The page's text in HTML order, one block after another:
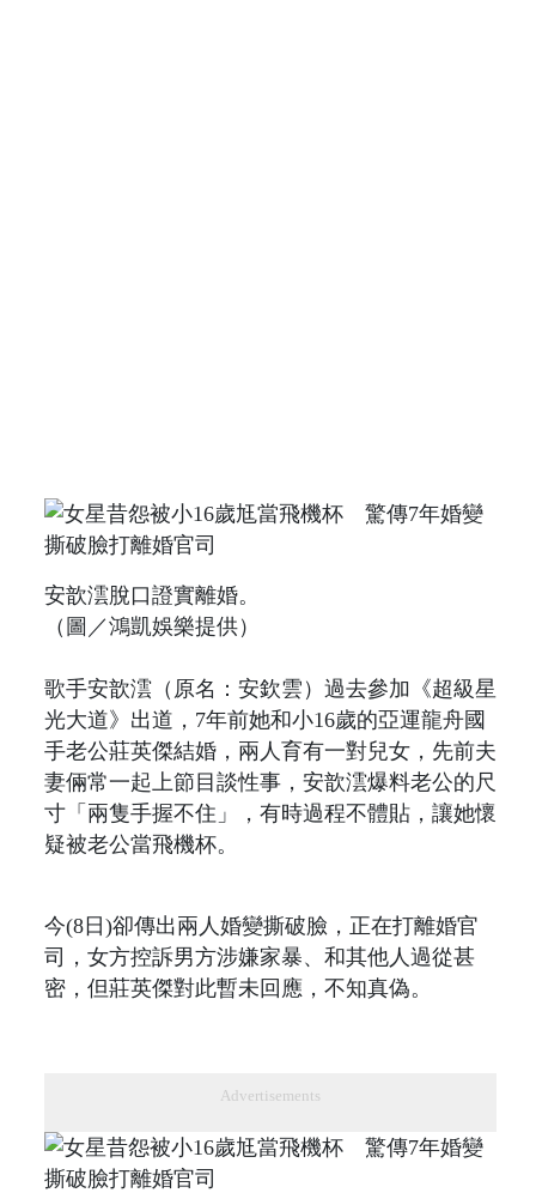
安歆澐脫口證實離婚。
（圖／鴻凱娛樂提供）
歌手安歆澐（原名：安欽雲）過去參加《超級星
光大道》出道，7年前她和小16歲的亞運龍舟國
手老公莊英傑結婚，兩人育有一對兒女，先前夫
妻倆常一起上節目談性事，安歆澐爆料老公的尺
寸「兩隻手握不住」，有時過程不體貼，讓她懷
疑被老公當飛機杯。
今(8日)卻傳出兩人婚變撕破臉，正在打離婚官
司，女方控訴男方涉嫌家暴、和其他人過從甚
密，但莊英傑對此暫未回應，不知真偽。
Advertisements